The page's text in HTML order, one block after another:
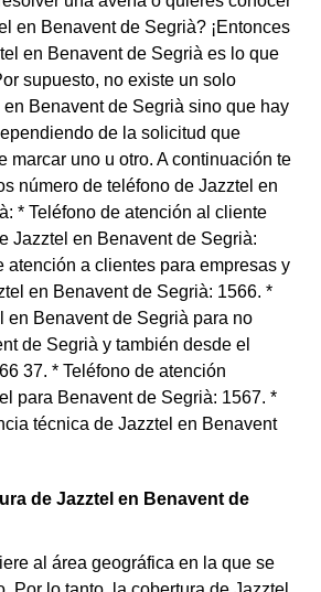
en Benavent de Segrià? ¡Entonces
en Benavent de Segrià es lo que
supuesto, no existe un solo
Benavent de Segrià sino que hay
de la solicitud que
marcar uno u otro. A continuación te
número de teléfono de Jazztel en
* Teléfono de atención al cliente
Jazztel en Benavent de Segrià:
atención a clientes para empresas y
en Benavent de Segrià: 1566. *
en Benavent de Segrià para no
de Segrià y también desde el
37. * Teléfono de atención
para Benavent de Segrià: 1567. *
técnica de Jazztel en Benavent
de Jazztel en Benavent de
al área geográfica en la que se